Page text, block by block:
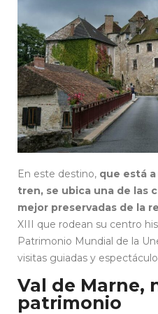
En este destino, que está a
tren, se ubica una de las
mejor preservadas de la
XIII que rodean su centro
Patrimonio Mundial de la
visitas guiadas y
Val de Marne,
patrimonio